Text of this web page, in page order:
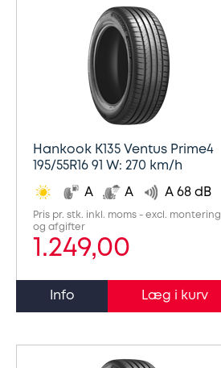
Hankook K135 Ventus Prime4
195/55R16 91 W: 270 km/h
A A A 68 dB
Pris pr. stk. inkl. moms - excl. montering
og afgifter
1.249,00
Info